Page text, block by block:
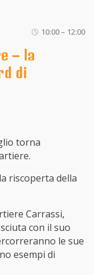
10:00 – 12:00
– la
di
torna
riscoperta della
Carrassi,
con il suo
le sue
esempi di